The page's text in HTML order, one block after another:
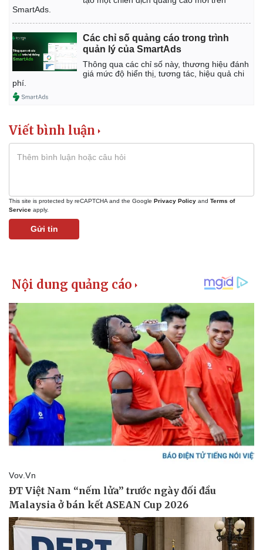
Vụ án
Tin nóng
Vũ khí
Việt Nam
SmartAds.
Các chỉ số quảng cáo trong trình
quản lý của SmartAds
Thông qua các chỉ số này, thương hiệu đánh
giá mức độ hiển thị, tương tác, hiệu quả chi
phí.
Viết bình luận
This site is protected by reCAPTCHA and the Google Privacy Policy and Terms of
Service apply.
Gửi tin